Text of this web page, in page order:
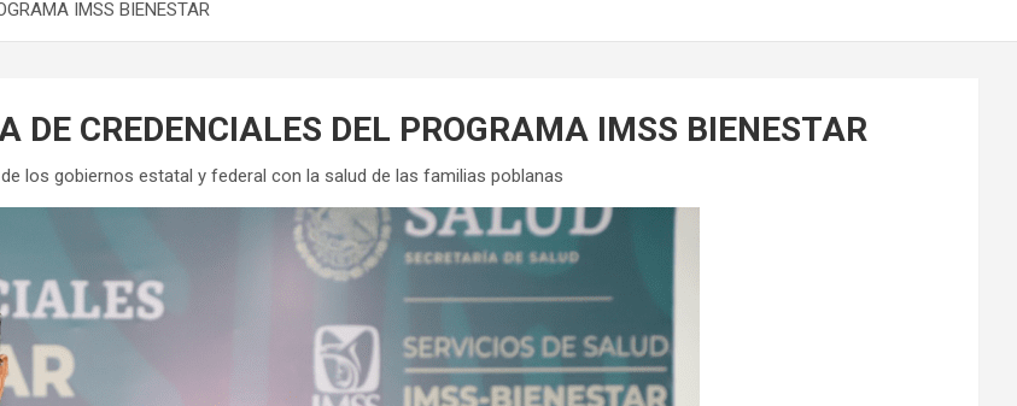
IMSS BIENESTAR
DE CREDENCIALES DEL PROGRAMA IMSS BIENESTAR
los gobiernos estatal y federal con la salud de las familias poblanas